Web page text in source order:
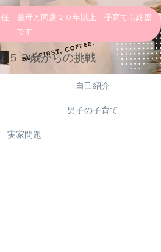
義母と同居２０年以上 子育ても終盤
です
５３歳からの挑戦
自己紹介
男子の子育て
実家問題